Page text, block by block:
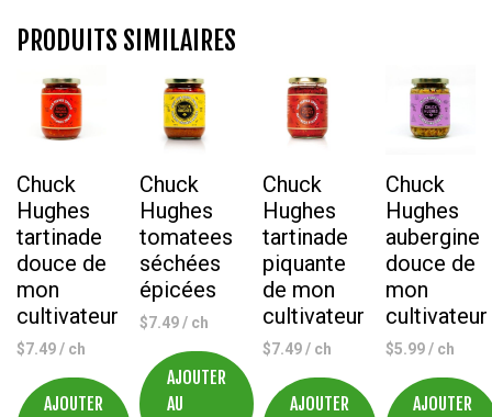
amandes
de
coco
enrichie
non
sucrée
946
ml
PRODUITS SIMILAIRES
Chuck
Hughes
tartinade
douce de
mon
cultivateur
$7.49/ ch
AJOUTER
Chuck
Hughes
tomatees
séchées
épicées
$7.49/ ch
AJOUTER
AU
Chuck
Hughes
tartinade
piquante
de mon
cultivateur
$7.49/ ch
AJOUTER
Chuck
Hughes
aubergine
douce de
mon
cultivateur
$5.99/ ch
AJOUTER